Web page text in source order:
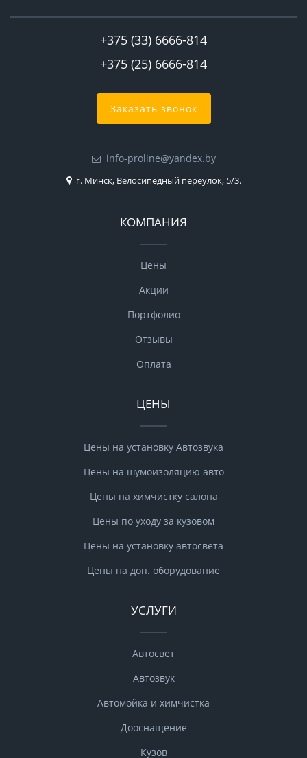
+375 (33) 6666-814
+375 (25) 6666-814
Заказать звонок
info-proline@yandex.by
г. Минск, Велосипедный переулок, 5/3.
КОМПАНИЯ
Цены
Акции
Портфолио
Отзывы
Оплата
ЦЕНЫ
Цены на установку Автозвука
Цены на шумоизоляцию авто
Цены на химчистку салона
Цены по уходу за кузовом
Цены на установку автосвета
Цены на доп. оборудование
УСЛУГИ
Автосвет
Автозвук
Автомойка и химчистка
Дооснащение
Кузов